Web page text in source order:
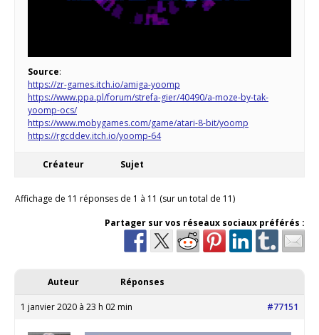
Source:
https://zr-games.itch.io/amiga-yoomp
https://www.ppa.pl/forum/strefa-gier/40490/a-moze-by-tak-
yoomp-ocs/
https://www.mobygames.com/game/atari-8-bit/yoomp
https://rgcddev.itch.io/yoomp-64
Créateur Sujet
Affichage de 11 réponses de 1 à 11 (sur un total de 11)
Partager sur vos réseaux sociaux préférés :
Auteur Réponses
1 janvier 2020 à 23 h 02 min #77151